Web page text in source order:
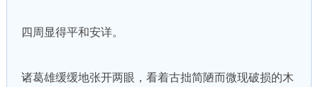
四周显得平和安详。
诸葛雄缓缓地张开两眼，看着古拙简陋而微现破损的木